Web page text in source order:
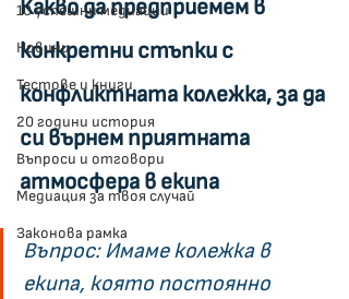
10 успешни медиации
Новини
Тестове и книги
20 години история
Въпроси и отговори
Медиация за твоя случай
Законова рамка
Какво да предприемем в
конкретни стъпки с
конфликтната колежка, за да
си върнем приятната
атмосфера в екипа
Въпрос: Имаме колежка в
екипа, която постоянно